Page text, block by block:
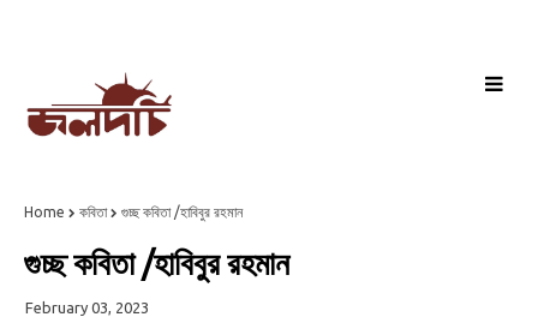
Home কবিতা গুচ্ছ কবিতা /হাবিবুর রহমান
গুচ্ছ কবিতা /হাবিবুর রহমান
February 03, 2023